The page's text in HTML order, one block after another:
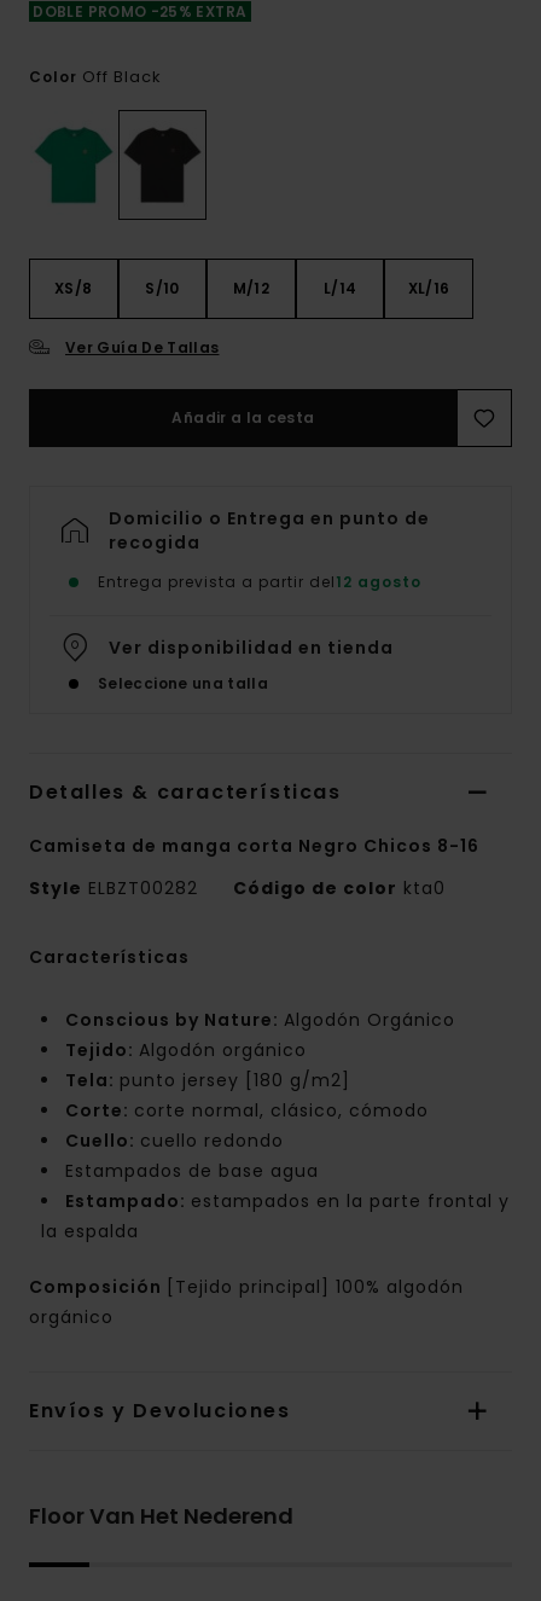
DOBLE PROMO -25% EXTRA
Color Off Black
XS/8 S/10 M/12 L/14 XL/16
Ver Guía De Tallas
Añadir a la cesta
Domicilio o Entrega en punto de
recogida
Entrega prevista a partir del12 agosto
Ver disponibilidad en tienda
Seleccione una talla
Detalles & características
Camiseta de manga corta Negro Chicos 8-16
Style ELBZT00282 Código de color kta0
Características
Conscious by Nature: Algodón Orgánico
Tejido: Algodón orgánico
Tela: punto jersey [180 g/m2]
Corte: corte normal, clásico, cómodo
Cuello: cuello redondo
Estampados de base agua
Estampado: estampados en la parte frontal y
la espalda
Composición
[Tejido principal] 100% algodón
orgánico
Envíos y Devoluciones
Floor Van Het Nederend